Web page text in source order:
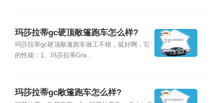
玛莎拉蒂gc硬顶敞篷跑车怎么样?
玛莎拉蒂gc硬顶敞篷跑车做工不错，挺好啊，它
的性能：1、玛莎拉蒂Gra...
玛莎拉蒂gc敞篷跑车怎么样?